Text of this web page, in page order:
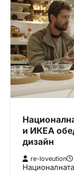
и ИКЕА
дизайн
re-loveution